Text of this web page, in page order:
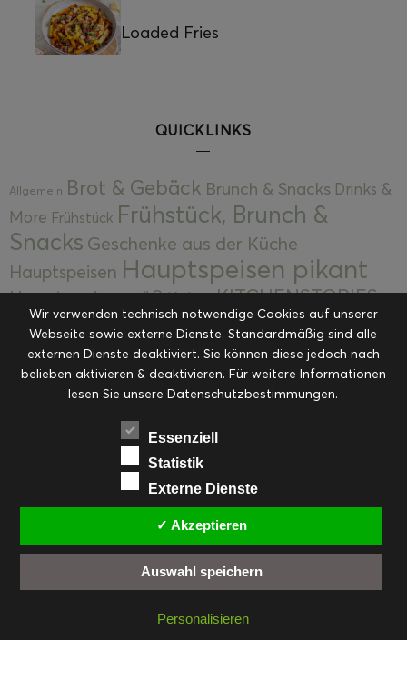
Loaded Fries
QUICKLINKS
Allgemein Brot & Gebäck Brunch & Snacks Drinks &
More Frühstück Frühstück, Brunch &
Snacks Geschenke aus der Küche
Hauptspeisen Hauptspeisen pikant
Hauptspeisen süßKekseKITCHENSTORIES
Kuchen, Torten & Desserts Kuchen und
Desserts Kulinarik Kulinarische Mitbringsel &
Eingemachtes Ohne Kategorie Ostern Resteküche
RezepteSaisonalSliderStartseite
Suppen, Salate & Vorspeisen
Vorspeisen, Salate & Suppen
Weihnachten Workshops & Events
FACEBOOK PINTEREST
EMAIL
INSTAGRAM
© cookiteasy.at by Simone Kemptner | powered byECKER Digital IT Solutions
Wir verwenden technisch notwendige Cookies auf unserer
Webseite sowie externe Dienste. Standardmäßig sind alle
externen Dienste deaktiviert. Sie können diese jedoch nach
belieben aktivieren & deaktivieren. Für weitere Informationen
lesen Sie unsere Datenschutzbestimmungen.
Essenziell
Statistik
Externe Dienste
✓ Akzeptieren
Auswahl speichern
Personalisieren